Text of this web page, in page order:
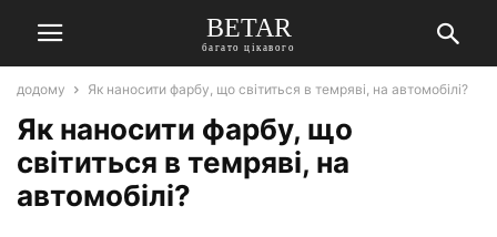
BETAR
багато цікавого
додому Як наносити фарбу, що світиться в темряві, на автомобілі?
Як наносити фарбу, що
світиться в темряві, на
автомобілі?